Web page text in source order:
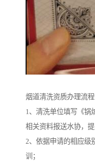
烟道清洗资质办理流程
1、清洗单位填写《锅
相关资料报送水协，提
2、依据申请的相应级
训；